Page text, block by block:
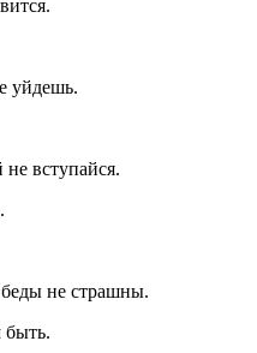
уйдешь.
вступайся.
не страшны.